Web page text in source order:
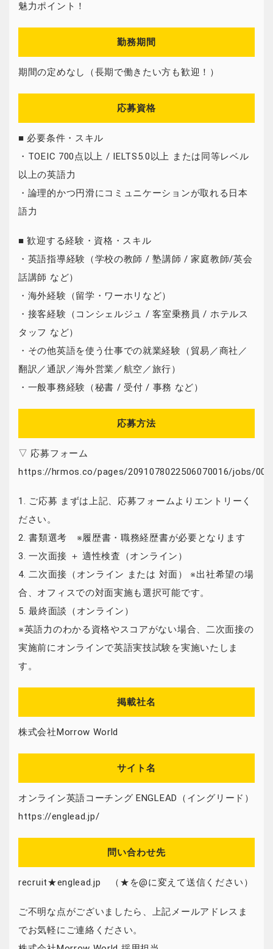
魅力ポイント！
勤務期間
期間の定めなし（長期で働きたい方も歓迎！）
応募資格
■ 必要条件・スキル
・TOEIC 700点以上 / IELTS5.0以上 または同等レベル
以上の英語力
・論理的かつ円滑にコミュニケーションが取れる日本
語力
■ 歓迎する経験・資格・スキル
・英語指導経験（学校の教師 / 塾講師 / 家庭教師/英会
話講師 など）
・海外経験（留学・ワーホリなど）
・接客経験（コンシェルジュ / 客室乗務員 / ホテルス
タッフ など）
・その他英語を使う仕事での就業経験（貿易／商社／
翻訳／通訳／海外営業／航空／旅行）
・一般事務経験（秘書 / 受付 / 事務 など）
応募方法
▽ 応募フォーム
https://hrmos.co/pages/2091078022506070016/jobs/
1. ご応募 まずは上記、応募フォームよりエントリーく
ださい。
2. 書類選考 ※履歴書・職務経歴書が必要となります
3. 一次面接 ＋ 適性検査（オンライン）
4. 二次面接（オンライン または 対面） ※出社希望の場
合、オフィスでの対面実施も選択可能です。
5. 最終面談（オンライン）
※英語力のわかる資格やスコアがない場合、二次面接の
実施前にオンラインで英語実技試験を実施いたしま
す。
掲載社名
株式会社Morrow World
サイト名
オンライン英語コーチング ENGLEAD（イングリード）
https://englead.jp/
問い合わせ先
recruit★englead.jp （★を@に変えて送信ください）
ご不明な点がございましたら、上記メールアドレスま
でお気軽にご連絡ください。